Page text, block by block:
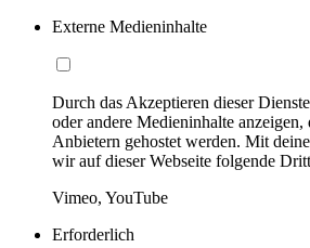
Externe Medieninhalte
Durch das Akzeptieren dieser
oder andere Medieninhalte anzeigen,
Anbietern gehostet werden. Mit
wir auf dieser Webseite folgende
Vimeo, YouTube
Erforderlich